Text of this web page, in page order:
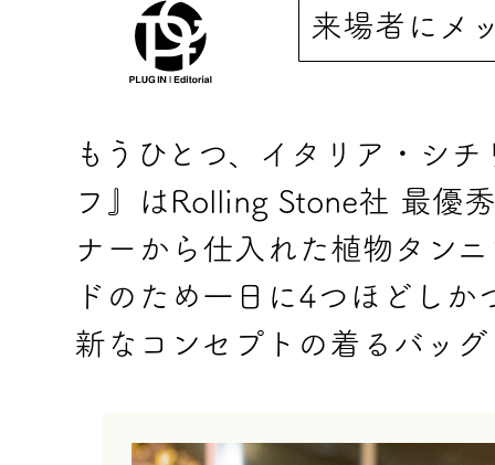
来場者にメ
もうひとつ、イタリア・シ
フ』はRolling Stone社 最優
ナーから仕入れた植物タン
ドのため一日に4つほどし
新なコンセプトの着るバッ